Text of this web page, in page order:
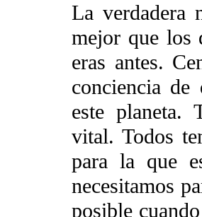
La verdadera
mejor que los
eras antes.
conciencia
este planeta.
vital. Todos
para la que
necesitamos
posible